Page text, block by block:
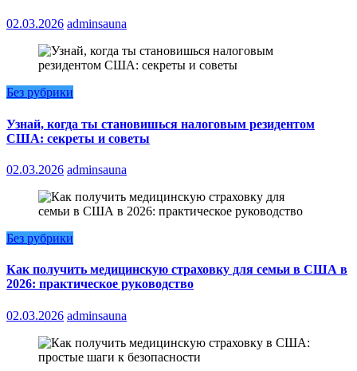
02.03.2026 adminsauna
Без рубрики
Узнай, когда ты становишься налоговым резидентом
США: секреты и советы
02.03.2026 adminsauna
Без рубрики
Как получить медицинскую страховку для семьи в США в
2026: практическое руководство
02.03.2026 adminsauna